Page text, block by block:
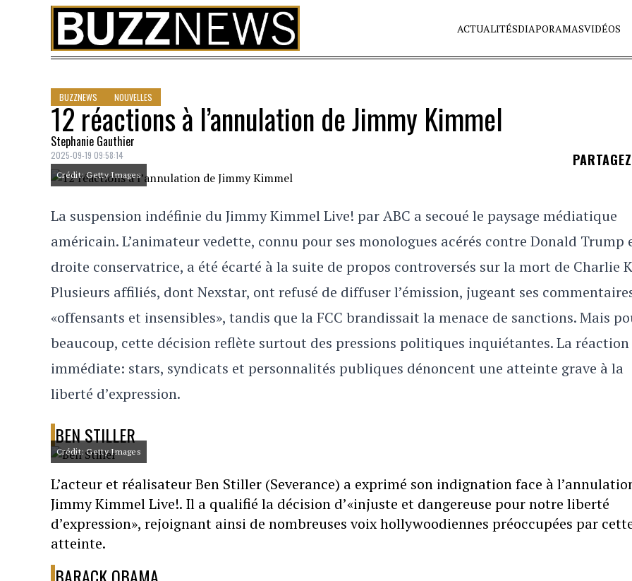
Skip to content
ACTUALITÉSDIAPORAMASVIDÉOS
BUZZNEWS NOUVELLES
12 réactions à l’annulation de Jimmy Kimmel
Stephanie Gauthier
2025-09-19 09:58:14 PARTAGEZ
Crédit: Getty Images
La suspension indéfinie du Jimmy Kimmel Live! par ABC a secoué le paysage médiatique
américain. L’animateur vedette, connu pour ses monologues acérés contre Donald Trump
droite conservatrice, a été écarté à la suite de propos controversés sur la mort de Charlie
Plusieurs affiliés, dont Nexstar, ont refusé de diffuser l’émission, jugeant ses
«offensants et insensibles», tandis que la FCC brandissait la menace de sanctions. Mais
beaucoup, cette décision reflète surtout des pressions politiques inquiétantes. La réaction
immédiate: stars, syndicats et personnalités publiques dénoncent une atteinte grave à la
liberté d’expression.
BEN STILLER
Crédit: Getty Images
L’acteur et réalisateur Ben Stiller (Severance) a exprimé son indignation face à
Jimmy Kimmel Live!. Il a qualifié la décision d’«injuste et dangereuse pour notre liberté
d’expression», rejoignant ainsi de nombreuses voix hollywoodiennes préoccupées par
atteinte.